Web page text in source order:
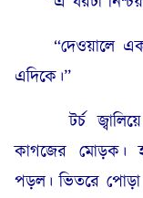
“দেওয়ালে
এদিকে।”
টর্চ জ্বালিয়ে
কাগজের মোড়ক।
পড়ল। ভিতরে পোড়া